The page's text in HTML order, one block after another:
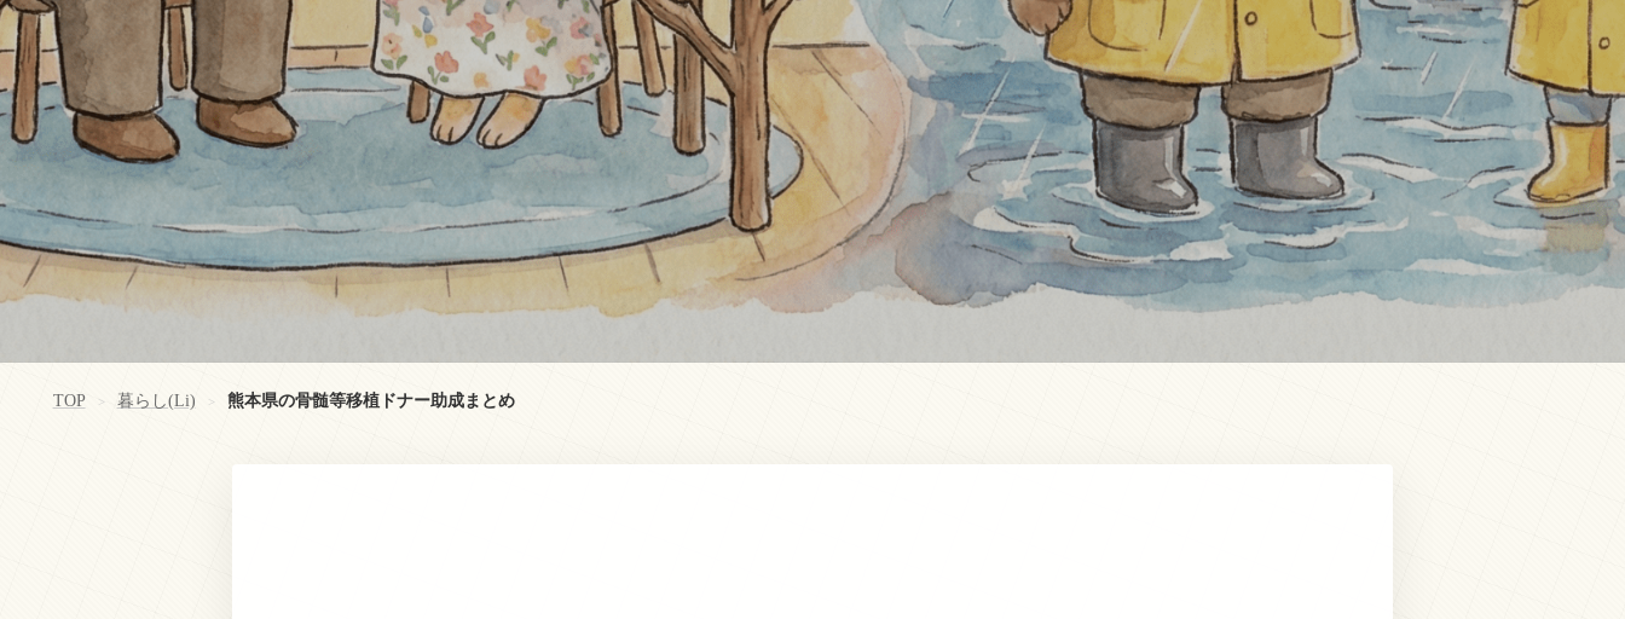
TOP > 暮らし(Li) > 熊本県の骨髄等移植ドナー助成まとめ